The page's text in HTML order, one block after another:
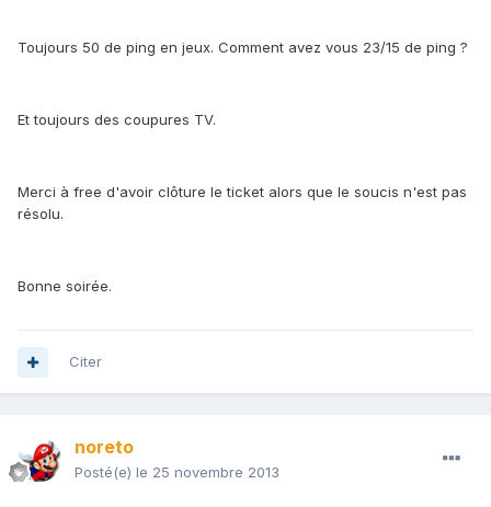
Toujours 50 de ping en jeux. Comment avez vous 23/15 de ping ?
Et toujours des coupures TV.
Merci à free d'avoir clôture le ticket alors que le soucis n'est pas
résolu.
Bonne soirée.
Citer
noreto
Posté(e) le 25 novembre 2013